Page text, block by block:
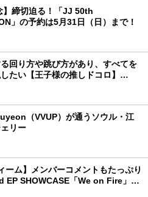
】締切迫る！「JJ 50th
」の予約は5月31日（日）まで！
回り方や跳び方があり、すべてを
たい【王子様の推しドコロ】
（VVUP）が通うソウル・江
リー
ーム】メンバーコメントもたっぷり
EP SHOWCASE「We on Fire」を